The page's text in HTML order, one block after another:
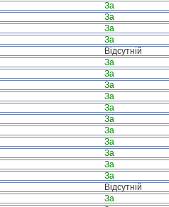
За
За
За
За
Відсутній
За
За
За
За
За
За
За
За
За
За
За
Відсутній
За